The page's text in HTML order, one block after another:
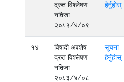
द्रुत विश्लेषण
नतिजा
२०८३/४/०९
हेर्नुहोस्
१४
विषादी अवशेष
द्रुत विश्लेषण
नतिजा
२०८३/४/०८
सूचना
हेर्नुहोस्